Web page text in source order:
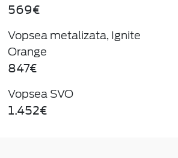
569€
Vopsea metalizata, Ignite
Orange
847€
Vopsea SVO
1.452€